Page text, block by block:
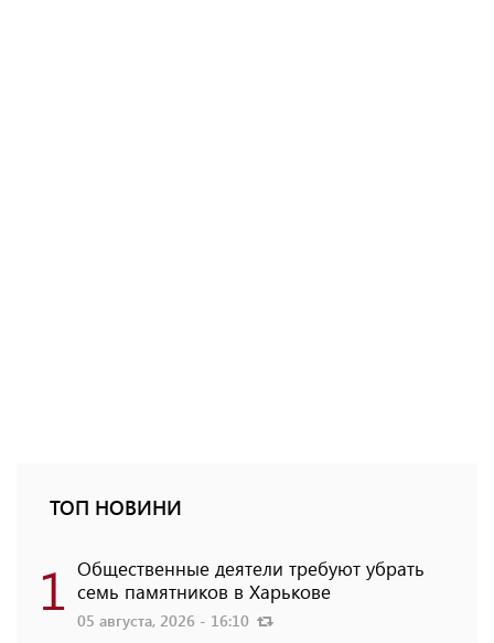
ТОП НОВИНИ
1 Общественные деятели требуют убрать
семь памятников в Харькове
05 августа, 2026 - 16:10